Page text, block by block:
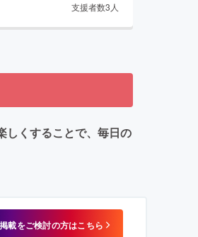
支援者数3 人
しくすることで、毎日の
掲載をご検討の方はこちら